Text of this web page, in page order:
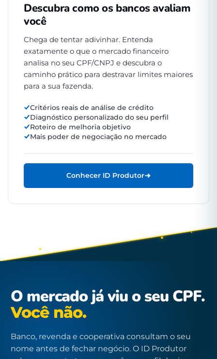
Descubra como os bancos avaliam
você
Chega de tentar adivinhar. Entenda
exatamente o que o mercado financeiro
analisa no seu CPF/CNPJ e descubra o
caminho prático para destravar limites maiores
para a sua fazenda.
Critérios reais de análise de crédito
Diagnóstico personalizado do seu perfil
Roteiro de melhoria objetivo
Mais poder de negociação no mercado
Conhecer ID Produtor
O mercado já viu o seu CPF.
Você não.
Banco, revenda e cooperativa consultam o seu
nome antes de fechar negócio. O ID Produtor